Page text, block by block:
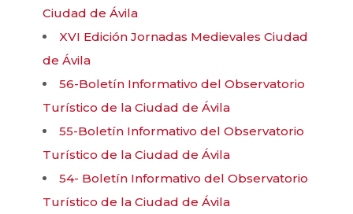
Ciudad de Ávila
XVI Edición Jornadas Medievales Ciudad
de Ávila
56-Boletín Informativo del Observatorio
Turístico de la Ciudad de Ávila
55-Boletín Informativo del Observatorio
Turístico de la Ciudad de Ávila
54- Boletín Informativo del Observatorio
Turístico de la Ciudad de Ávila